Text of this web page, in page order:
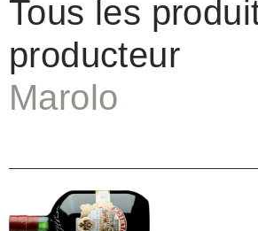
Tous les
producteur
Marolo